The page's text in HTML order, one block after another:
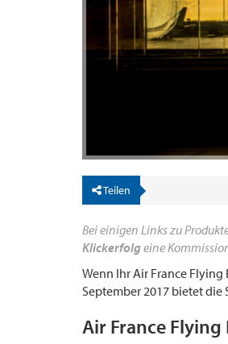
Teilen
Bei einigen Links zu
Klickerfolg eine
Wenn Ihr Air France
September 2017 bietet
Air France